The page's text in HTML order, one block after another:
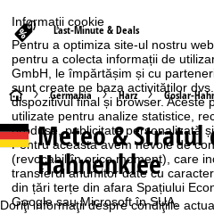
Informaţii cookie
Pentru a optimiza site-ul nostru
pentru a colecta informații de
GmbH, le împărtășim și cu
sunt create pe baza activităților
dispozitivul final și browser. Aceste
utilizate pentru analize statistice,
produse, publicitate personalizată
Pentru aceasta avem nevoie de
(revocabil în orice moment), care
transferul anumitor date cu
din țări terțe din afara Spațiului
Google sau Microsoft în SUA.
Last-Minute & Deals
A
c
a
s
Germania Harz Goslar-
Meteo & Stratul
Hahnenklee
Doriţi informaţii despre condiţiile